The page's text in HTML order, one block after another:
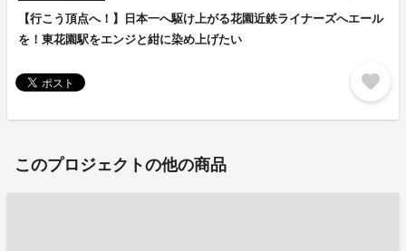
【行こう頂点へ！】日本一へ駆け上がる花園近鉄ライナーズへエール
を！東花園駅をエンジと紺に染め上げたい
favorite
このプロジェクトの他の商品